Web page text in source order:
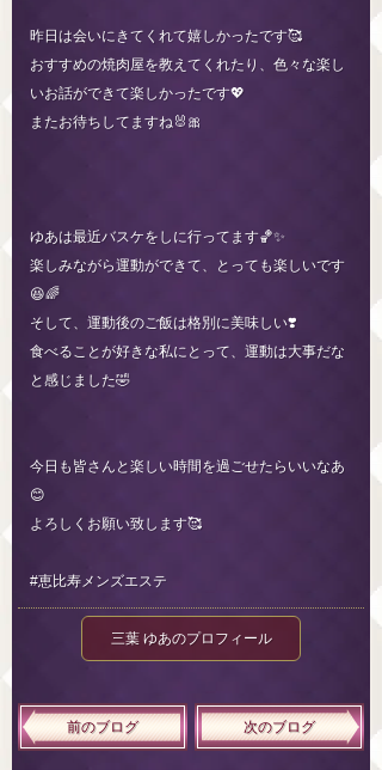
昨日は会いにきてくれて嬉しかったです🥰
おすすめの焼肉屋を教えてくれたり、色々な楽し
いお話ができて楽しかったです💖
またお待ちしてますね🐰🎀
ゆあは最近バスケをしに行ってます🏀✨
楽しみながら運動ができて、とっても楽しいです
😆🌈
そして、運動後のご飯は格別に美味しい❣️
食べることが好きな私にとって、運動は大事だな
と感じました🤣
今日も皆さんと楽しい時間を過ごせたらいいなあ
😊
よろしくお願い致します🥰
#恵比寿メンズエステ
三葉 ゆあのプロフィール
前のブログ 次のブログ